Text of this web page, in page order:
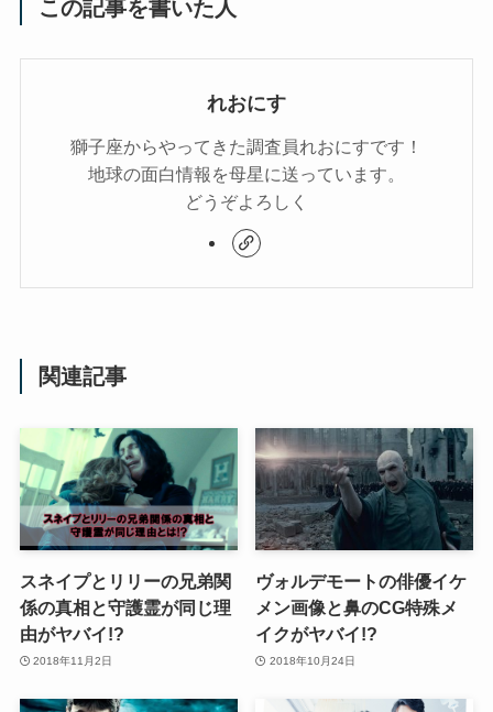
この記事を書いた人
れおにす
獅子座からやってきた調査員れおにすです！
地球の面白情報を母星に送っています。
どうぞよろしく
関連記事
スネイプとリリーの兄弟関
係の真相と守護霊が同じ理
由がヤバイ!?
2018年11月2日
ヴォルデモートの俳優イケ
メン画像と鼻のCG特殊メ
イクがヤバイ!?
2018年10月24日